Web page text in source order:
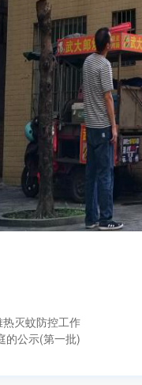
灭蚊防控工作
的公示(第一批)